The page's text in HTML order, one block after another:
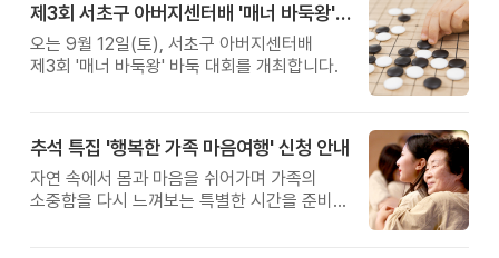
제3회 서초구 아버지센터배 '매너 바둑왕' 대회
오는 9월 12일(토), 서초구 아버지센터배
제3회 '매너 바둑왕' 바둑 대회를 개최합니다.
추석 특집 '행복한 가족 마음여행' 신청 안내
자연 속에서 몸과 마음을 쉬어가며 가족의
소중함을 다시 느껴보는 특별한 시간을 준비해